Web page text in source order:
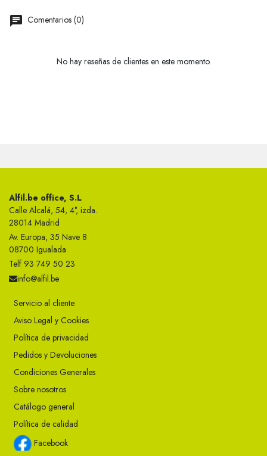
Comentarios (0)
No hay reseñas de clientes en este momento.
Alfil.be office, S.L
Calle Alcalá, 54, 4°, izda.
28014 Madrid
Av. Europa, 35 Nave 8
08700 Igualada
Telf 93 749 50 23
info@alfil.be
Servicio al cliente
Aviso Legal y Cookies
Política de privacidad
Pedidos y Devoluciones
Condiciones Generales
Sobre nosotros
Catálogo general
Política de calidad
Facebook